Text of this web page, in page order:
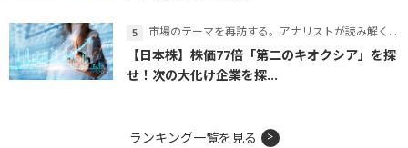
市場のテーマを再訪する。アナリストが読み解くテーマの本質
【日本株】株価77倍「第二のキオクシア」を探
せ！次の大化け企業を探...
ランキング一覧を見る